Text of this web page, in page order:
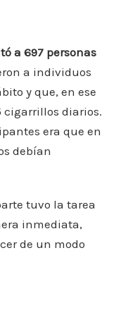
a 697 personas
a individuos
y que, en ese
cigarrillos diarios.
era que en
debían
tuvo la tarea
inmediata,
de un modo